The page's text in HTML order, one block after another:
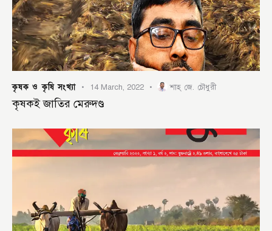
কৃষক ও কৃষি সংখ্যা 14 March, 2022 শাহ্‌ জে. চৌধুরী
কৃষকই জাতির মেরুদণ্ড